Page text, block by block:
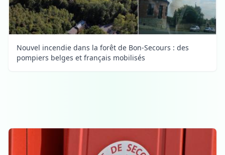
Nouvel incendie dans la forêt de Bon-Secours : des
pompiers belges et français mobilisés